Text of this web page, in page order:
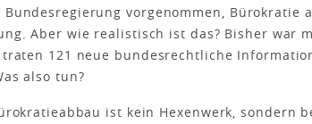
Bundesregierung vorgenommen, Bürokratie
Aber wie realistisch ist das? Bisher war
traten 121 neue bundesrechtliche
also tun?
ist kein Hexenwerk, sondern